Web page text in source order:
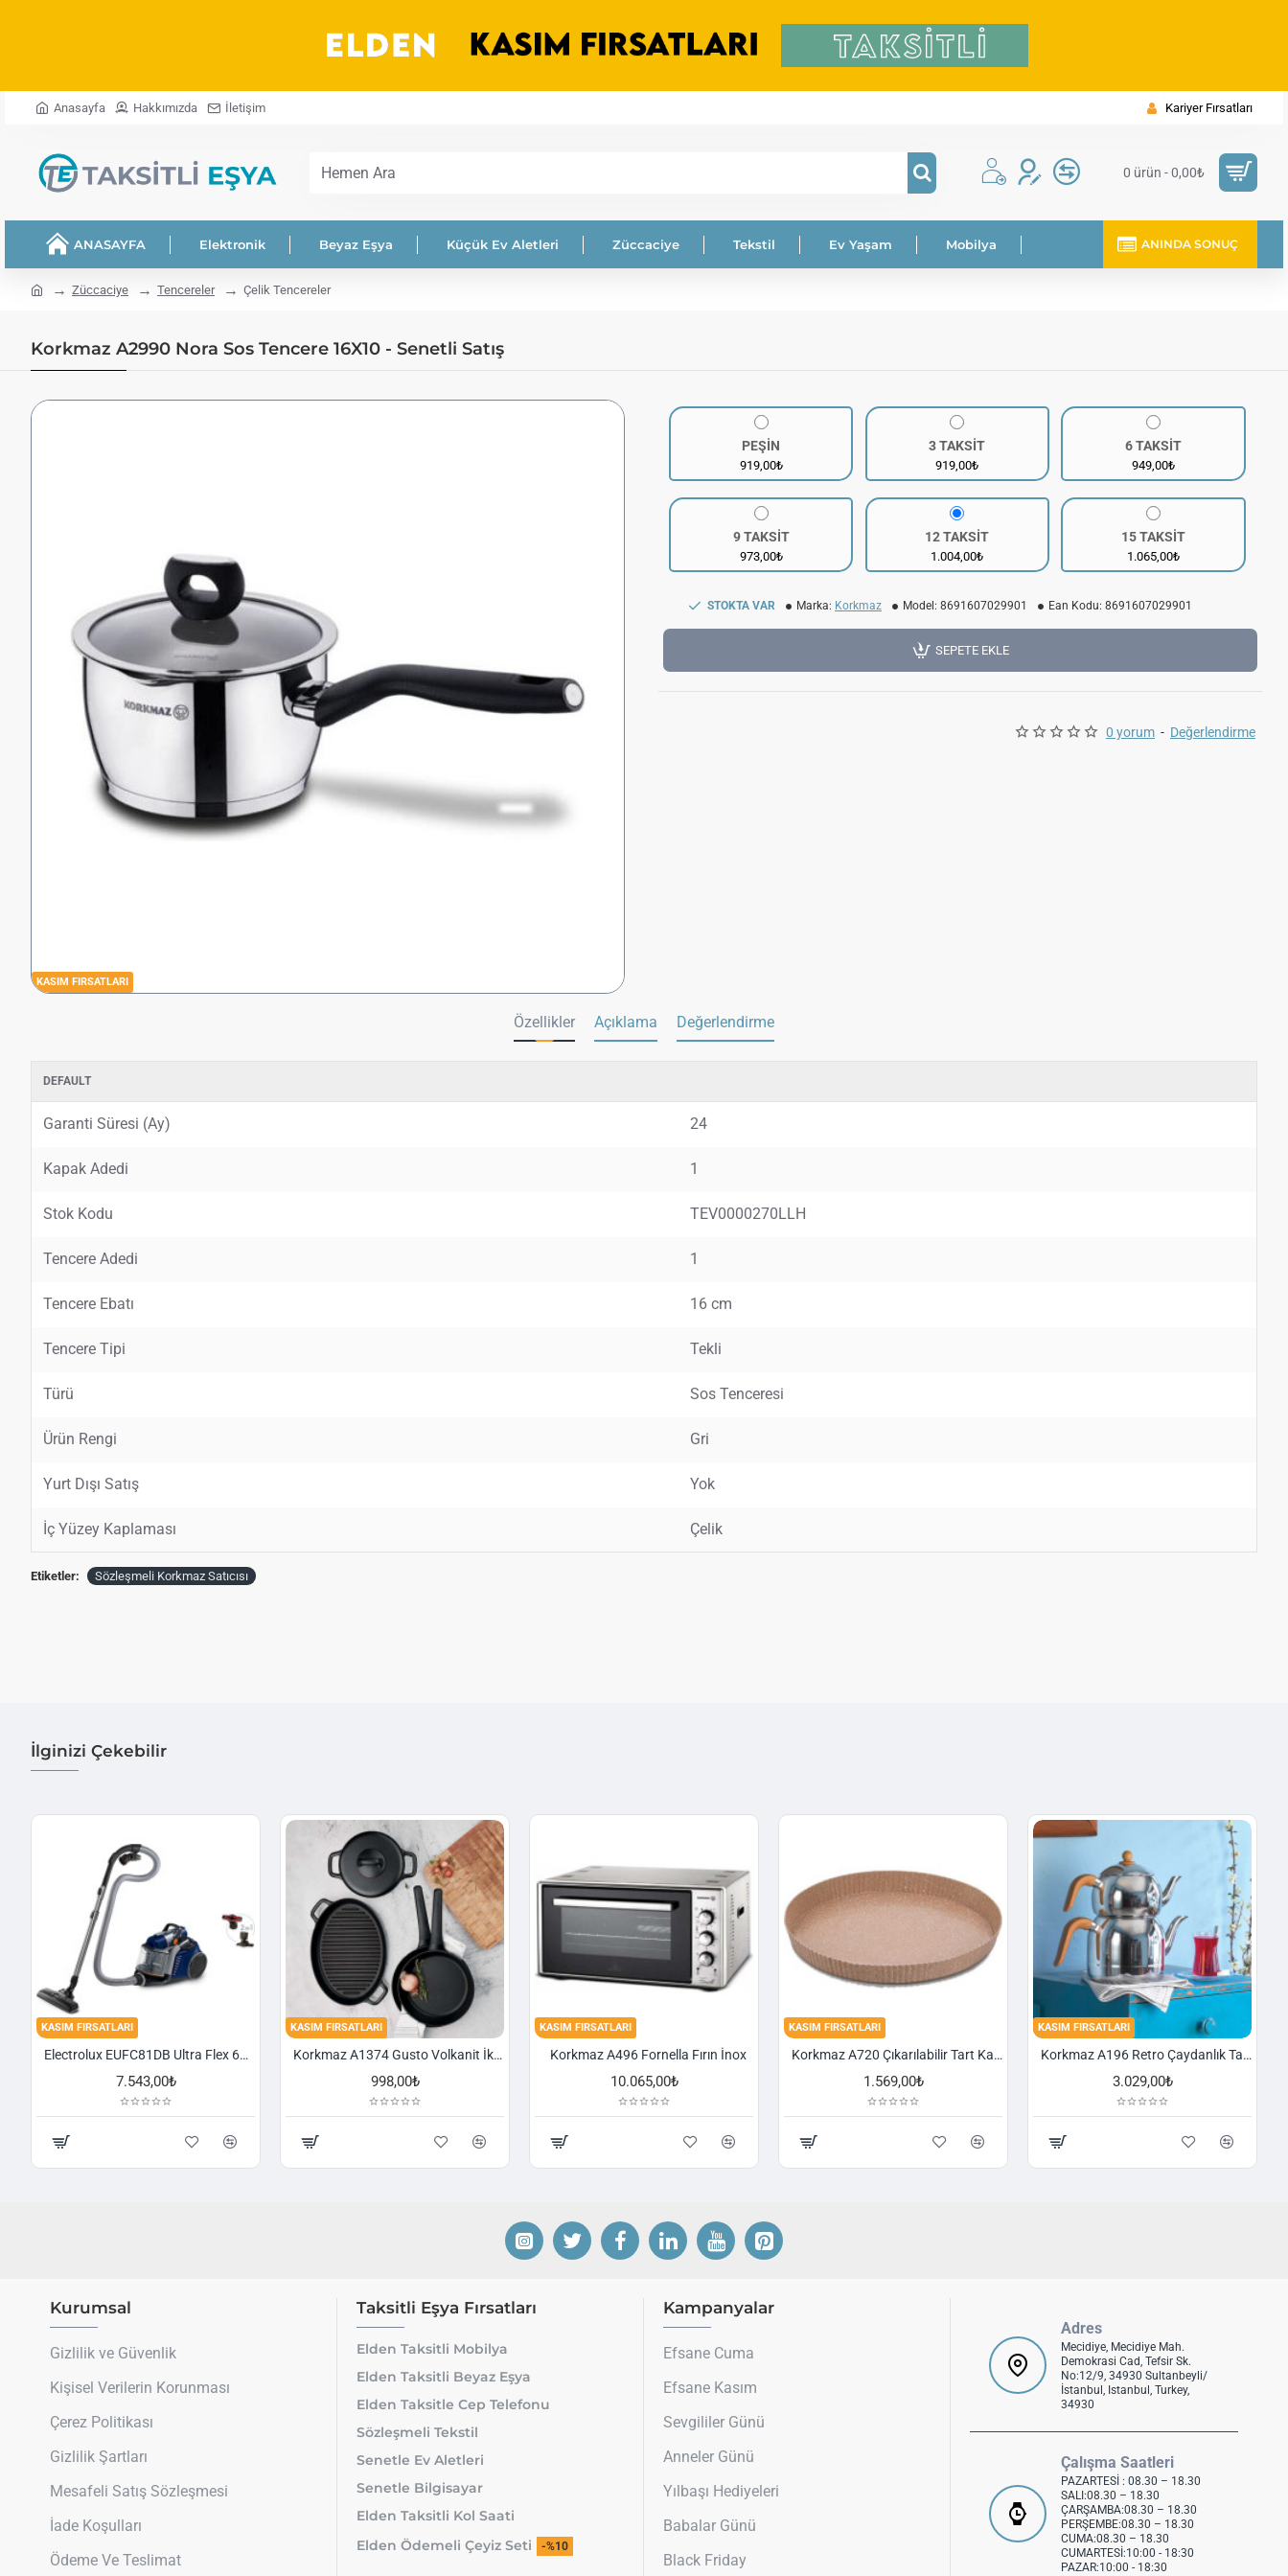
Anasayfa Hakkımızda İletişim Kariyer Fırsatları
Hemen
0 ürün - 0,00₺
ANASAYFA Elektronik Beyaz Eşya Küçük Ev Aletleri Züccaciye Tekstil Ev Yaşam Mobilya ANINDA SONUÇ
homeZüccaciye Tencereler Çelik Tencereler
Korkmaz A2990 Nora Sos Tencere 16X10 - Senetli Satış
KASIM FIRSATLARI
0 yorum - Değerlendirme
PEŞİN
919,00₺
3 TAKSİT
919,00₺
6 TAKSİT
949,00₺
9 TAKSİT
973,00₺
12 TAKSİT
1.004,00₺
15 TAKSİT
1.065,00₺
STOKTA VAR Marka: Korkmaz Model: 8691607029901 Ean Kodu: 8691607029901
SEPETE EKLE
Özellikler Açıklama Değerlendirme
DEFAULT
Garanti Süresi (Ay) 24
Kapak Adedi 1
Stok Kodu TEV0000270LLH
Tencere Adedi 1
Tencere Ebatı 16 cm
Tencere Tipi Tekli
Türü Sos Tenceresi
Ürün Rengi Gri
Yurt Dışı Satış Yok
İç Yüzey Kaplaması Çelik
Etiketler: Sözleşmeli Korkmaz Satıcısı
İlginizi Çekebilir
KASIM FIRSATLARI
Electrolux EUFC81DB Ultra Flex 650 W Toz Torbasız Süpürge
7.543,00₺
KASIM FIRSATLARI
Korkmaz A1374 Gusto Volkanit İki Kulplu Oval Tava
998,00₺
KASIM FIRSATLARI
Korkmaz A496 Fornella Fırın İnox
10.065,00₺
KASIM FIRSATLARI
Korkmaz A720 Çıkarılabilir Tart Kalıbı Granit 29,5 cm
1.569,00₺
KASIM FIRSATLARI
Korkmaz A196 Retro Çaydanlık Takımı
3.029,00₺
Kurumsal
Gizlilik ve Güvenlik
Kişisel Verilerin Korunması
Çerez Politikası
Gizlilik Şartları
Mesafeli Satış Sözleşmesi
İade Koşulları
Ödeme Ve Teslimat
Taksitli Eşya Fırsatları
Elden Taksitli Mobilya
Elden Taksitli Beyaz Eşya
Elden Taksitle Cep Telefonu
Sözleşmeli Tekstil
Senetle Ev Aletleri
Senetle Bilgisayar
Elden Taksitli Kol Saati
Elden Ödemeli Çeyiz Seti
-%10
Kampanyalar
Efsane Cuma
Efsane Kasım
Sevgililer Günü
Anneler Günü
Yılbaşı Hediyeleri
Babalar Günü
Black Friday
Adres
Mecidiye, Mecidiye Mah.
Demokrasi Cad, Tefsir Sk.
No:12/9, 34930 Sultanbeyli/
İstanbul, Istanbul, Turkey,
34930
Çalışma Saatleri
PAZARTESİ : 08.30 – 18.30
SALI:08.30 – 18.30
ÇARŞAMBA:08.30 – 18.30
PERŞEMBE:08.30 – 18.30
CUMA:08.30 – 18.30
CUMARTESİ:10:00 - 18:30
PAZAR:10:00 - 18:30